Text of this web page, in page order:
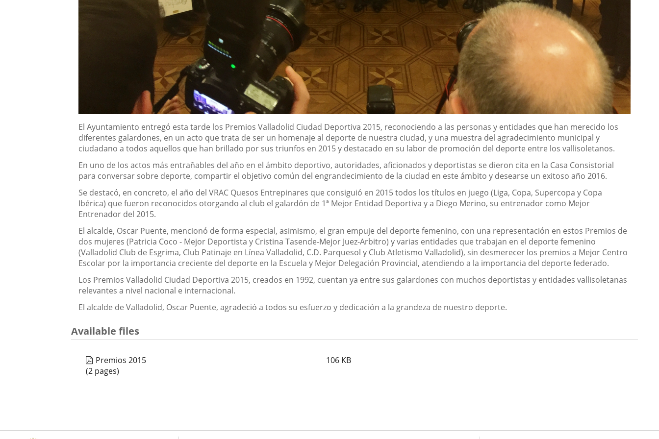
Descripción
El Ayuntamiento entregó esta tarde los Premios Valladolid Ciudad Deportiva 2015, reconociendo a las personas y entidades que han merecido los
diferentes galardones, en un acto que trata de ser un homenaje al deporte de nuestra ciudad, y una muestra del agradecimiento municipal y
ciudadano a todos aquellos que han brillado por sus triunfos en 2015 y destacado en su labor de promoción del deporte entre los vallisoletanos.
En uno de los actos más entrañables del año en el ámbito deportivo, autoridades, aficionados y deportistas se dieron cita en la Casa Consistorial
para conversar sobre deporte, compartir el objetivo común del engrandecimiento de la ciudad en este ámbito y desearse un exitoso año 2016.
Se destacó, en concreto, el año del VRAC Quesos Entrepinares que consiguió en 2015 todos los títulos en juego (Liga, Copa, Supercopa y Copa
Ibérica) que fueron reconocidos otorgando al club el galardón de 1ª Mejor Entidad Deportiva y a Diego Merino, su entrenador como Mejor
Entrenador del 2015.
El alcalde, Oscar Puente, mencionó de forma especial, asimismo, el gran empuje del deporte femenino, con una representación en estos Premios de
dos mujeres (Patricia Coco - Mejor Deportista y Cristina Tasende-Mejor Juez-Arbitro) y varias entidades que trabajan en el deporte femenino
(Valladolid Club de Esgrima, Club Patinaje en Línea Valladolid, C.D. Parquesol y Club Atletismo Valladolid), sin desmerecer los premios a Mejor Centro
Escolar por la importancia creciente del deporte en la Escuela y Mejor Delegación Provincial, atendiendo a la importancia del deporte federado.
Los Premios Valladolid Ciudad Deportiva 2015, creados en 1992, cuentan ya entre sus galardones con muchos deportistas y entidades vallisoletanas
relevantes a nivel nacional e internacional.
El alcalde de Valladolid, Oscar Puente, agradeció a todos su esfuerzo y dedicación a la grandeza de nuestro deporte.
Available files
Premios 2015 106 KB
(2 pages)